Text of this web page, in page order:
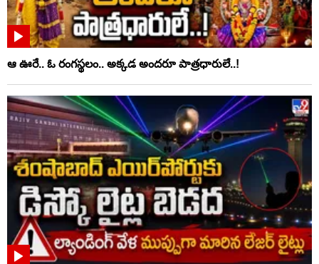
ఆ ఊరే.. ఓ రంగస్థలం.. అక్కడ అందరూ పాత్రధారులే..!